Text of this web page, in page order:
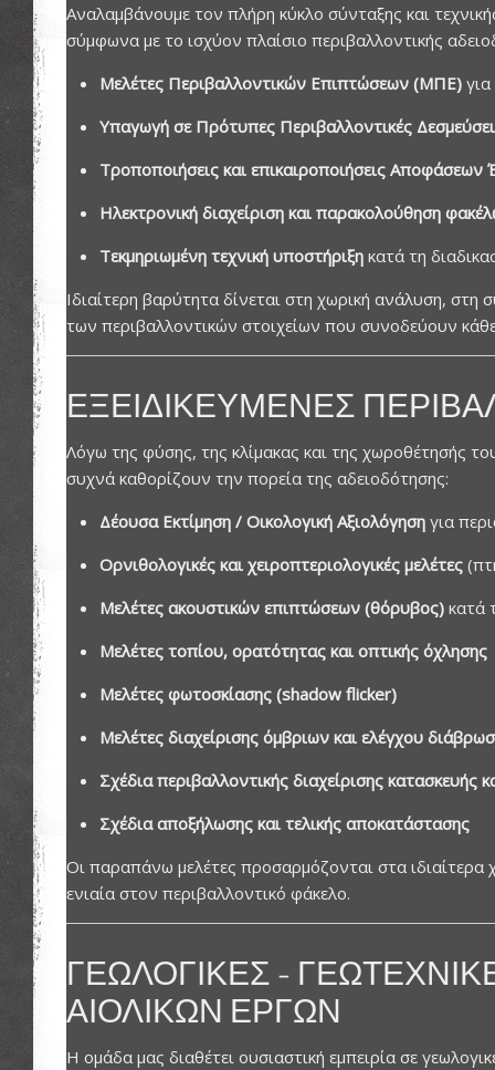
Αναλαμβάνουμε τον πλήρη κύκλο σύνταξης και
σύμφωνα με το ισχύον πλαίσιο περιβαλλοντικής
Μελέτες Περιβαλλοντικών Επιπτώσεων (ΜΠΕ)
Υπαγωγή σε Πρότυπες Περιβαλλοντικές
Τροποποιήσεις και επικαιροποιήσεις
Ηλεκτρονική διαχείριση και παρακολούθηση
Τεκμηριωμένη τεχνική υποστήριξη κατά τη
Ιδιαίτερη βαρύτητα δίνεται στη χωρική ανάλυση, στη
των περιβαλλοντικών στοιχείων που συνοδεύουν
ΕΞΕΙΔΙΚΕΥΜΈΝΕΣ
Λόγω της φύσης, της κλίμακας και της χωροθέτησής
συχνά καθορίζουν την πορεία της αδειοδότησης:
Δέουσα Εκτίμηση / Οικολογική Αξιολόγηση για
Ορνιθολογικές και χειροπτεριολογικές μελέτες
Μελέτες ακουστικών επιπτώσεων (θόρυβος) κατά
Μελέτες τοπίου, ορατότητας και οπτικής όχλησης
Μελέτες φωτοσκίασης (shadow flicker)
Μελέτες διαχείρισης όμβριων και ελέγχου
Σχέδια περιβαλλοντικής διαχείρισης κατασκευής
Σχέδια αποξήλωσης και τελικής αποκατάστασης
Οι παραπάνω μελέτες προσαρμόζονται στα ιδιαίτερα
ενιαία στον περιβαλλοντικό φάκελο.
ΓΕΩΛΟΓΙΚΈΣ –
ΑΙΟΛΙΚΏΝ ΈΡΓΩΝ
Η ομάδα μας διαθέτει ουσιαστική εμπειρία σε